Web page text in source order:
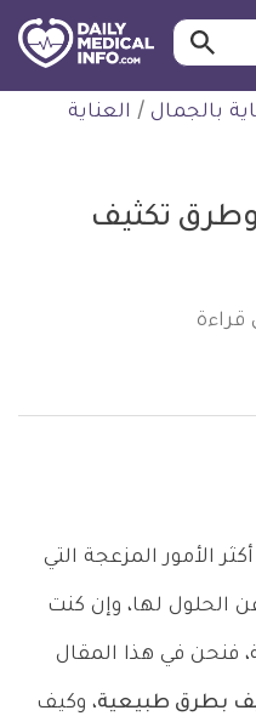
طبية
ابحث…
بالجمال / العناية
تكثيف
قراءة
الأمور المزعجة التي
الحلول لها، وإن كنت
فنحن في هذا المقال
بطرق طبيعية، وكيف